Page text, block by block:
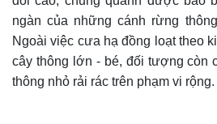
ngàn của những cánh rừng
Ngoài việc cưa hạ đồng loạt theo
cây thông lớn - bé, đối tượng còn
thông nhỏ rải rác trên phạm vi rộng.